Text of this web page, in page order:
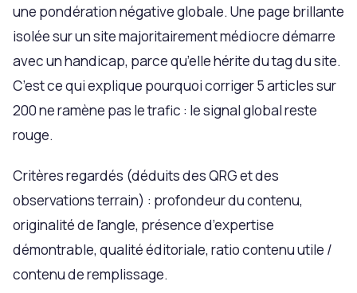
une pondération négative globale. Une page brillante
isolée sur un site majoritairement médiocre démarre
avec un handicap, parce qu’elle hérite du tag du site.
C’est ce qui explique pourquoi corriger 5 articles sur
200 ne ramène pas le trafic : le signal global reste
rouge.
Critères regardés (déduits des QRG et des
observations terrain) : profondeur du contenu,
originalité de l’angle, présence d’expertise
démontrable, qualité éditoriale, ratio contenu utile /
contenu de remplissage.